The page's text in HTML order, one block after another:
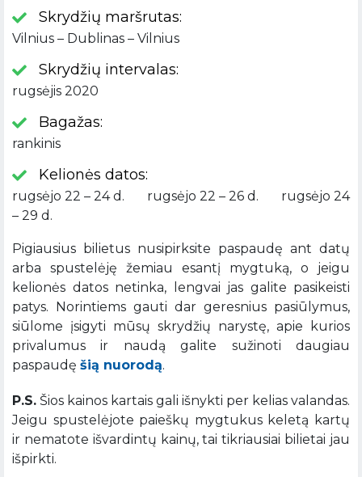
Skrydžių maršrutas:
Vilnius – Dublinas – Vilnius
Skrydžių intervalas:
rugsėjis 2020
Bagažas:
rankinis
Kelionės datos:
rugsėjo 22 – 24 d. rugsėjo 22 – 26 d. rugsėjo 24
– 29 d.
Pigiausius bilietus nusipirksite paspaudę ant datų
arba spustelėję žemiau esantį mygtuką, o jeigu
kelionės datos netinka, lengvai jas galite pasikeisti
patys. Norintiems gauti dar geresnius pasiūlymus,
siūlome įsigyti mūsų skrydžių narystę, apie kurios
privalumus ir naudą galite sužinoti daugiau
paspaudę šią nuorodą.
P.S. Šios kainos kartais gali išnykti per kelias valandas.
Jeigu spustelėjote paieškų mygtukus keletą kartų
ir nematote išvardintų kainų, tai tikriausiai bilietai jau
išpirkti.